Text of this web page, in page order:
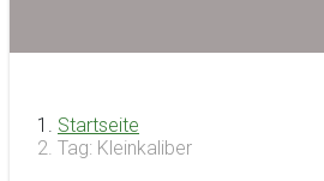
Startseite
Tag: Kleinkaliber